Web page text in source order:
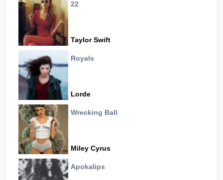
22
Taylor Swift
Royals
Lorde
Wrecking Ball
Miley Cyrus
Apokalips